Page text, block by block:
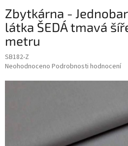
Zbytkárna -
látka ŠEDÁ tmavá
metru
SB182-Z
Průměrné
Neohodnoceno Podrobnosti hodnocení